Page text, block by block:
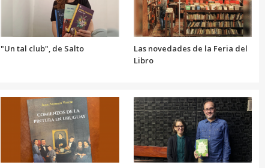
disminuir
el
volumen.
"Un tal club", de Salto
Las novedades de la Feria del
Libro